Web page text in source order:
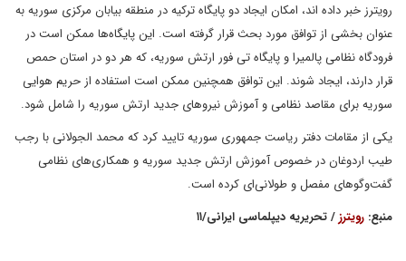
رویترز خبر داده اند، امکان ایجاد دو پایگاه ترکیه در منطقه بیابان مرکزی سوریه به
عنوان بخشی از توافق مورد بحث قرار گرفته است. این پایگاه‌ها ممکن است در
فرودگاه نظامی پالمیرا و پایگاه تی فور ارتش سوریه، که هر دو در استان حمص
قرار دارند، ایجاد شوند. این توافق همچنین ممکن است استفاده از حریم هوایی
سوریه برای مقاصد نظامی و آموزش نیروهای جدید ارتش سوریه را شامل شود.
یکی از مقامات دفتر ریاست جمهوری سوریه تایید کرد که محمد الجولانی با رجب
طیب اردوغان در خصوص آموزش ارتش جدید سوریه و همکاری‌های نظامی
گفت‌وگوهای مفصل و طولانی‌ای کرده است.
منبع: رویترز/ تحریریه دیپلماسی ایرانی/۱۱